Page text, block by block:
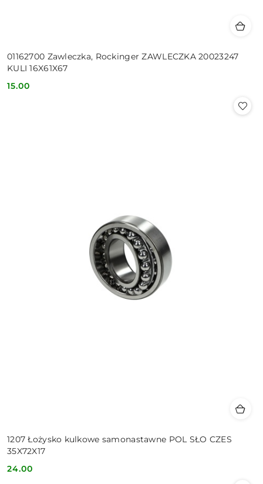
01162700 Zawleczka, Rockinger ZAWLECZKA 20023247
KULI 16X61X67
Cena:
15.00
1207 Łożysko kulkowe samonastawne POL SŁO CZES
35X72X17
Cena:
24.00